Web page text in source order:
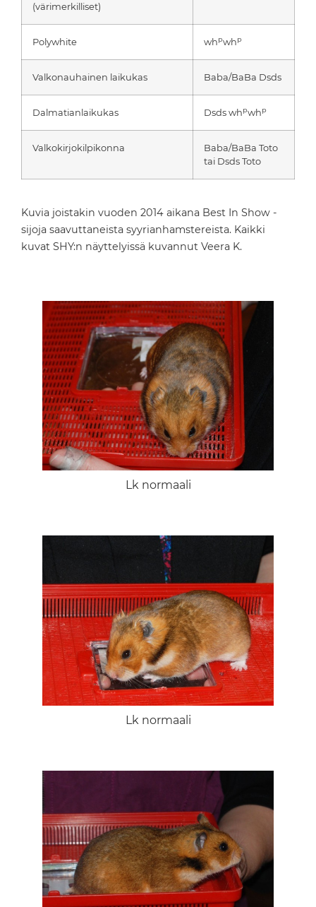
(värimerkilliset)
Polywhite whpwhp
Valkonauhainen laikukas Baba/BaBa Dsds
Dalmatianlaikukas Dsds whpwhp
Valkokirjokilpikonna
Baba/BaBa Toto
tai Dsds Toto
Kuvia joistakin vuoden 2014 aikana Best In Show -
sijoja saavuttaneista syyrianhamstereista. Kaikki
kuvat SHY:n näyttelyissä kuvannut Veera K.
Lk normaali
Lk normaali